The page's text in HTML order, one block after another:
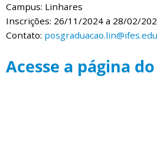
Campus: Linhares
Inscrições: 26/11/2024 a 28/02/
Contato:
Acesse a página